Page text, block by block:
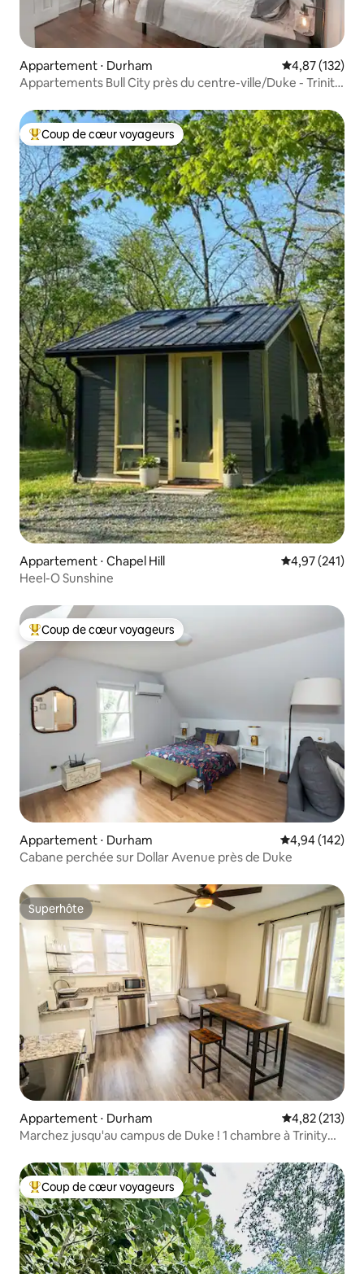
Appartement ⋅ Durham Évaluation
4,87 (132)
Appartements Bull City près du centre-ville/Duke - Trinity
Coups de cœur voyageurs les plus appréciés
Coup de cœur voyageurs
Appartement ⋅ Chapel Hill Évaluation
4,97 (241)
Heel-O Sunshine
Coups de cœur voyageurs les plus appréciés
Coup de cœur voyageurs
Appartement ⋅ Durham Évaluation
4,94 (142)
Cabane perchée sur Dollar Avenue près de Duke
Superhôte
Superhôte
Appartement ⋅ Durham Évaluation
4,82 (213)
Marchez jusqu'au campus de Duke ! 1 chambre à Trinity
Coups de cœur voyageurs les plus appréciés
Coup de cœur voyageurs